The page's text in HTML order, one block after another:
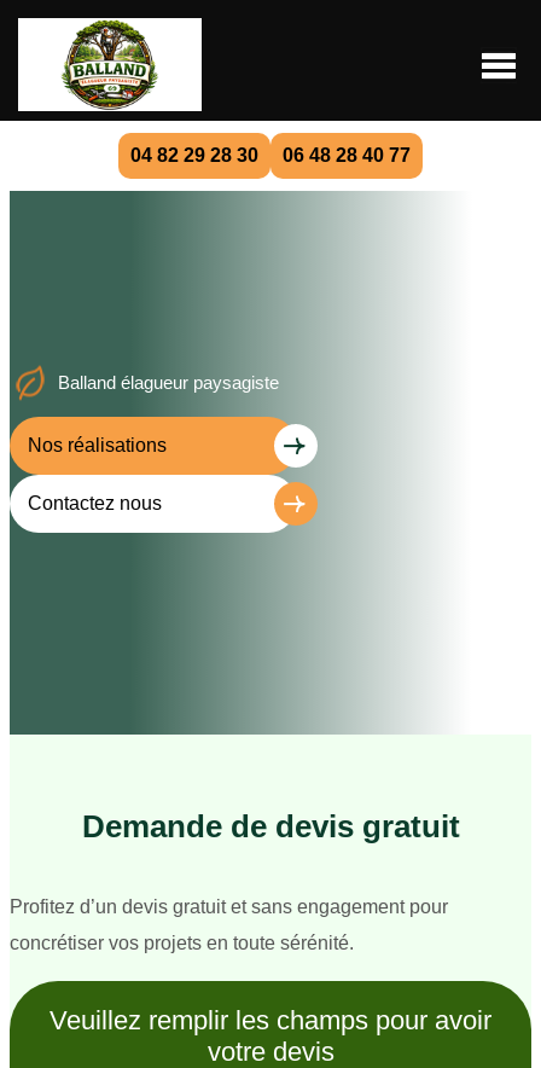
04 82 29 28 30 06 48 28 40 77
Balland élagueur paysagiste
Nos réalisations
Contactez nous
Demande de devis gratuit
Profitez d’un devis gratuit et sans engagement pour
concrétiser vos projets en toute sérénité.
Veuillez remplir les champs pour avoir
votre devis